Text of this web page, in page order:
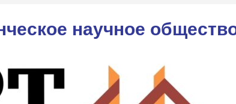
научное